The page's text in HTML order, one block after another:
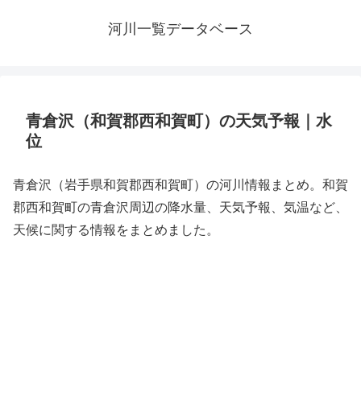
河川一覧データベース
青倉沢（和賀郡西和賀町）の天気予報｜水
位
青倉沢（岩手県和賀郡西和賀町）の河川情報まとめ。和賀
郡西和賀町の青倉沢周辺の降水量、天気予報、気温など、
天候に関する情報をまとめました。